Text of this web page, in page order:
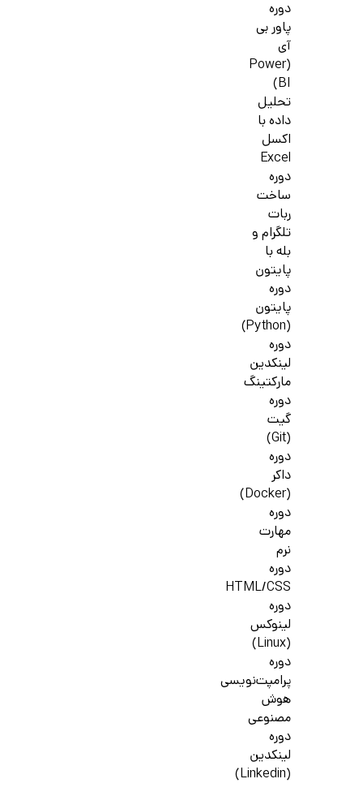
دوره
پاور بی
آی
(Power
BI)
تحلیل
داده با
اکسل
Excel
دوره
ساخت
ربات
تلگرام و
بله با
پایتون
دوره
پایتون
(Python)
دوره
لینکدین
مارکتینگ
دوره
گیت
(Git)
دوره
داکر
(Docker)
دوره
مهارت
نرم
دوره
HTML/CSS
دوره
لینوکس
(Linux)
دوره
پرامپت‌نویسی
هوش
مصنوعی
دوره
لینکدین
(Linkedin)